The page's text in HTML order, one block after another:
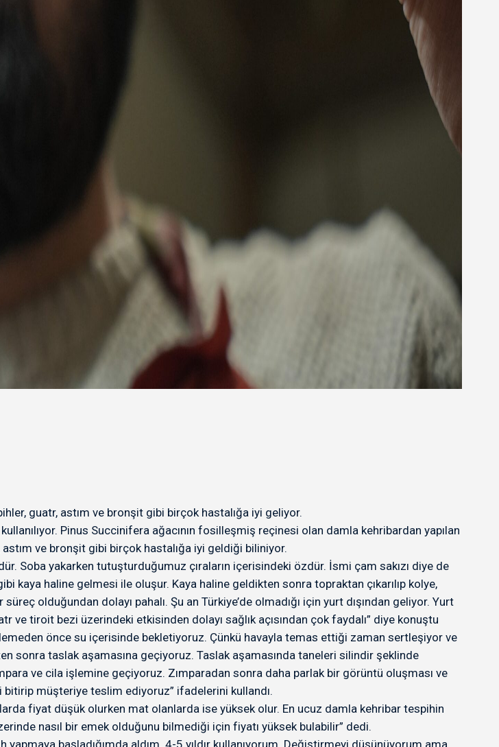
guatr, astım ve bronşit gibi birçok hastalığa iyi geliyor.
Pinus Succinifera ağacının fosilleşmiş reçinesi olan damla kehribardan yapılan
astım ve bronşit gibi birçok hastalığa iyi geldiği biliniyor.
Soba yakarken tutuşturduğumuz çıraların içerisindeki özdür. İsmi çam sakızı diye de
kaya haline gelmesi ile oluşur. Kaya haline geldikten sonra topraktan çıkarılıp kolye,
olduğundan dolayı pahalı. Şu an Türkiye’de olmadığı için yurt dışından geliyor. Yurt
ve tiroit bezi üzerindeki etkisinden dolayı sağlık açısından çok faydalı” diye konuştu
önce su içerisinde bekletiyoruz. Çünkü havayla temas ettiği zaman sertleşiyor ve
sonra taslak aşamasına geçiyoruz. Taslak aşamasında taneleri silindir şeklinde
ve cila işlemine geçiyoruz. Zımparadan sonra daha parlak bir görüntü oluşması ve
bitirip müşteriye teslim ediyoruz” ifadelerini kullandı.
fiyat düşük olurken mat olanlarda ise yüksek olur. En ucuz damla kehribar tespihin
nasıl bir emek olduğunu bilmediği için fiyatı yüksek bulabilir” dedi.
başladığımda aldım. 4-5 yıldır kullanıyorum. Değiştirmeyi düşünüyorum ama